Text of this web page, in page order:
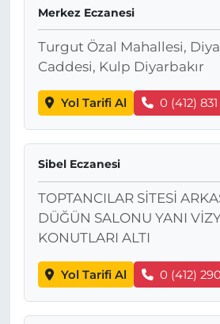
Merkez Eczanesi
Turgut Özal Mahallesi,
Caddesi, Kulp Diyarbakır
Yol Tarifi Al 0 (412)
Sibel Eczanesi
TOPTANCILAR SİTESİ
DÜĞÜN SALONU YANI
KONUTLARI ALTI
Yol Tarifi Al 0 (412)